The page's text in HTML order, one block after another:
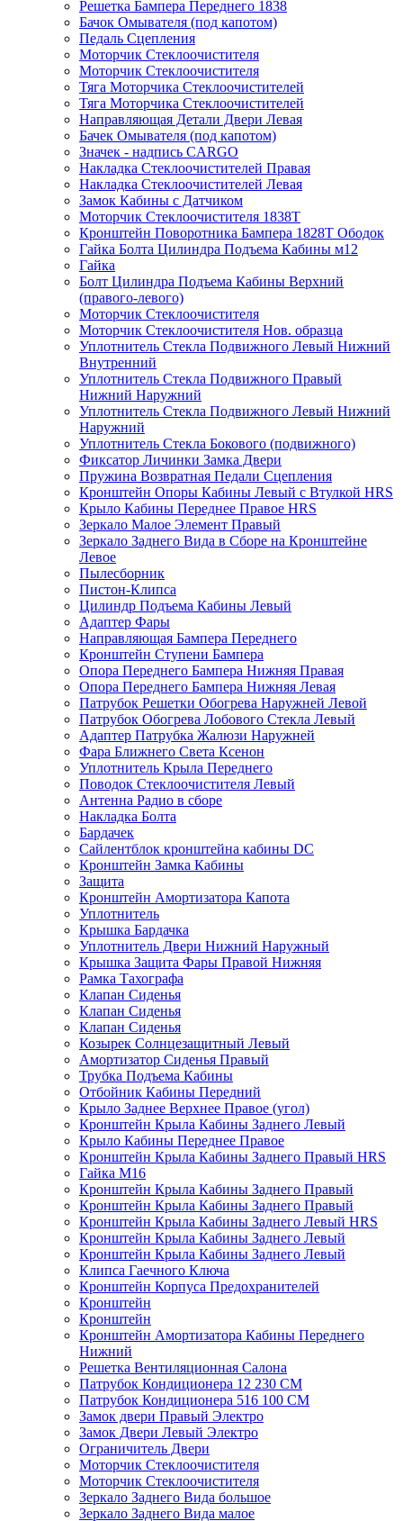
Решетка Бампера Переднего 1838
Бачок Омывателя (под капотом)
Педаль Сцепления
Моторчик Стеклоочистителя
Моторчик Стеклоочистителя
Тяга Моторчика Стеклоочистителей
Тяга Моторчика Стеклоочистителей
Направляющая Детали Двери Левая
Бачек Омывателя (под капотом)
Значек - надпись CARGO
Накладка Стеклоочистителей Правая
Накладка Стеклоочистителей Левая
Замок Кабины с Датчиком
Моторчик Стеклоочистителя 1838Т
Кронштейн Поворотника Бампера 1828Т Ободок
Гайка Болта Цилиндра Подъема Кабины м12
Гайка
Болт Цилиндра Подъема Кабины Верхний
(правого-левого)
Моторчик Стеклоочистителя
Моторчик Стеклоочистителя Нов. образца
Уплотнитель Стекла Подвижного Левый Нижний
Внутренний
Уплотнитель Стекла Подвижного Правый
Нижний Наружний
Уплотнитель Стекла Подвижного Левый Нижний
Наружний
Уплотнитель Стекла Бокового (подвижного)
Фиксатор Личинки Замка Двери
Пружина Возвратная Педали Сцепления
Кронштейн Опоры Кабины Левый с Втулкой HRS
Крыло Кабины Переднее Правое HRS
Зеркало Малое Элемент Правый
Зеркало Заднего Вида в Сборе на Кронштейне
Левое
Пылесборник
Пистон-Клипса
Цилиндр Подъема Кабины Левый
Адаптер Фары
Направляющая Бампера Переднего
Кронштейн Ступени Бампера
Опора Переднего Бампера Нижняя Правая
Опора Переднего Бампера Нижняя Левая
Патрубок Решетки Обогрева Наружней Левой
Патрубок Обогрева Лобового Стекла Левый
Адаптер Патрубка Жалюзи Наружней
Фара Ближнего Света Ксенон
Уплотнитель Крыла Переднего
Поводок Стеклоочистителя Левый
Антенна Радио в сборе
Накладка Болта
Бардачек
Сайлентблок кронштейна кабины DC
Кронштейн Замка Кабины
Защита
Кронштейн Амортизатора Капота
Уплотнитель
Крышка Бардачка
Уплотнитель Двери Нижний Наружный
Крышка Защита Фары Правой Нижняя
Рамка Тахографа
Клапан Сиденья
Клапан Сиденья
Клапан Сиденья
Козырек Солнцезащитный Левый
Амортизатор Сиденья Правый
Трубка Подъема Кабины
Отбойник Кабины Передний
Крыло Заднее Верхнее Правое (угол)
Кронштейн Крыла Кабины Заднего Левый
Крыло Кабины Переднее Правое
Кронштейн Крыла Кабины Заднего Правый HRS
Гайка М16
Кронштейн Крыла Кабины Заднего Правый
Кронштейн Крыла Кабины Заднего Правый
Кронштейн Крыла Кабины Заднего Левый HRS
Кронштейн Крыла Кабины Заднего Левый
Кронштейн Крыла Кабины Заднего Левый
Клипса Гаечного Ключа
Кронштейн Корпуса Предохранителей
Кронштейн
Кронштейн
Кронштейн Амортизатора Кабины Переднего
Нижний
Решетка Вентиляционная Салона
Патрубок Кондиционера 12 230 CM
Патрубок Кондиционера 516 100 CM
Замок двери Правый Электро
Замок Двери Левый Электро
Ограничитель Двери
Моторчик Стеклоочистителя
Моторчик Стеклоочистителя
Зеркало Заднего Вида большое
Зеркало Заднего Вида малое